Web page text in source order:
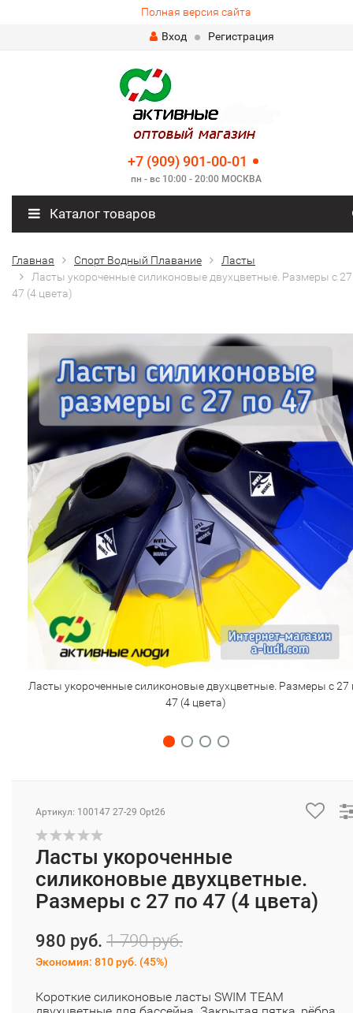
Полная версия сайта
Вход
Регистрация
+7 (909) 901-00-01
пн - вс 10:00 - 20:00 МОСКВА
Каталог товаров
Главная Спорт Водный Плавание
Ласты
Ласты укороченные силиконовые двухцветные. Размеры с
47 (4 цвета)
Ласты укороченные силиконовые двухцветные. Размеры с 27
47 (4 цвета)
Артикул: 100147 27-29 Opt26
Ласты укороченные
силиконовые двухцветные.
Размеры с 27 по 47 (4 цвета)
980 руб. 1 790 руб.
Экономия: 810 руб. (45%)
Короткие силиконовые ласты SWIM TEAM